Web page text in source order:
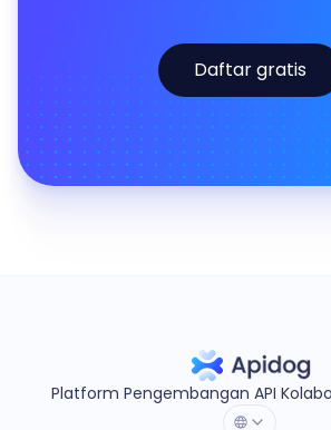
Daftar gratis
Platform Pengembangan API